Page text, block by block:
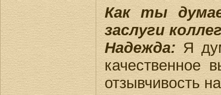
Как ты
заслуги
Надежда:Я
качественное
отзывчивость